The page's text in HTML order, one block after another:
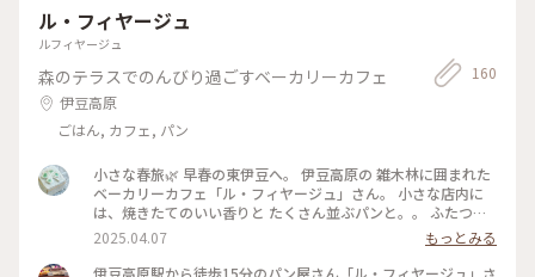
ル・フィヤージュ
ルフィヤージュ
森のテラスでのんびり過ごすベーカリーカフェ
伊豆高原
ごはん, カフェ, パン
160
小さな春旅🌿 早春の東伊豆へ。 伊豆高原の 雑木林に囲まれた
ベーカリーカフェ「ル・フィヤージュ」さん。 小さな店内に
は、焼きたてのいい香りと たくさん並ぶパンと。。 ふたつず
つ選んで コーヒーと ハーブティーとともに イートイン。 さす
がの人気店、お客様は 途切れることなく、、 ストーブのある
店内から 冬枯れのテラス席を眺めながら ゆるりブランチタイ
2025.04.07
もっとみる
伊豆高原駅から徒歩15分のパン屋さん「ル・フィヤージュ」さ